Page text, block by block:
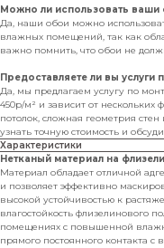
Можно ли использовать ваши
Да, наши обои можно
влажных помещений, так как
важно помнить, что обои не
Предоставляете ли вы услуги
Да, мы предлагаем услугу по
450р/м² и зависит от нескольких
потолок, сложная геометрия
узнать точную стоимость и
Характеристики
Нетканый материал на
Материал обладает отличной
и позволяет эффективно
высокой устойчивостью к
влагостойкость флизелинового
помещениях с повышенной
прямого постоянного контакта с